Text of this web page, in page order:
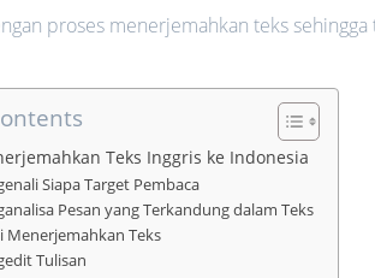
proses menerjemahkan teks
Teks Inggris ke Indonesia
Siapa Target Pembaca
Pesan yang Terkandung dalam Teks
Menerjemahkan Teks
Tulisan